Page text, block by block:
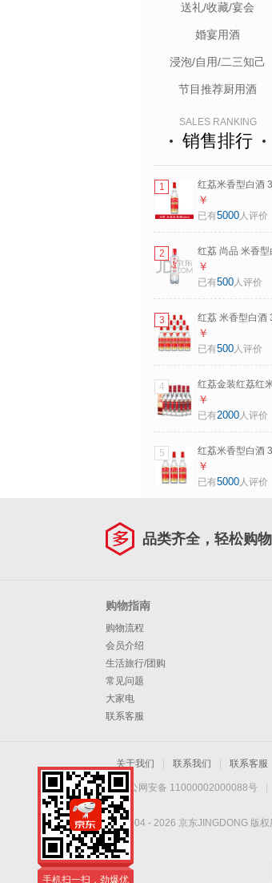
送礼/收藏/宴会
婚宴用酒
浸泡/自用/二三知己
节目推荐厨用酒
SALES RANKING
销售排行
1
红荔米香型白酒
度610ml 红荔红米
酒广东米酒纯粮浸
￥
已有5000人评价
2
红荔 尚品 米香型
酒 42度500ml 红
酒纯粮广东米酒顺
￥
已有500人评价
3
红荔 米香型白酒
度610ml*12瓶 红
红米酒广东米酒纯
装
￥
已有500人评价
4
红荔金装红荔红
酒30度500ml清雅
白酒礼盒装 婚庆送
￥
已有2000人评价
5
红荔米香型白酒
度610ml 红荔红米
酒广东米酒纯粮浸
￥
已有5000人评价
品类齐全，轻松购物
购物指南
购物流程
会员介绍
生活旅行/团购
常见问题
大家电
联系客服
关于我们 联系我们 联系客服
京公网安备 11000002000088号
Copyright © 2004 - 2026 京东JINGDONG 版权
手机扫一扫，劲爆优
惠触手可得！
手机扫一扫，劲爆优